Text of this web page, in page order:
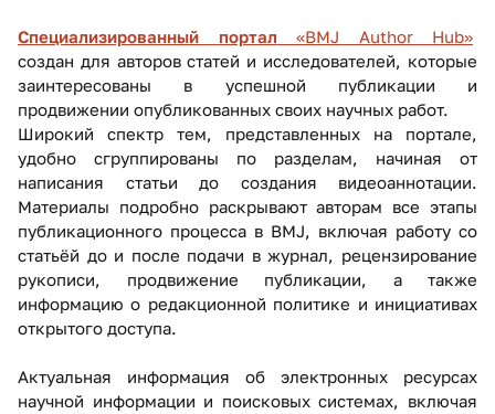
Специализированный портал «BMJ Author Hub»
создан для авторов статей и исследователей, которые
заинтересованы в успешной публикации и
продвижении опубликованных своих научных работ.
Широкий спектр тем, представленных на портале,
удобно сгруппированы по разделам, начиная от
написания статьи до создания видеоаннотации.
Материалы подробно раскрывают авторам все этапы
публикационного процесса в BMJ, включая работу со
статьёй до и после подачи в журнал, рецензирование
рукописи, продвижение публикации, а также
информацию о редакционной политике и инициативах
открытого доступа.
Актуальная информация об электронных ресурсах
научной информации и поисковых системах, включая